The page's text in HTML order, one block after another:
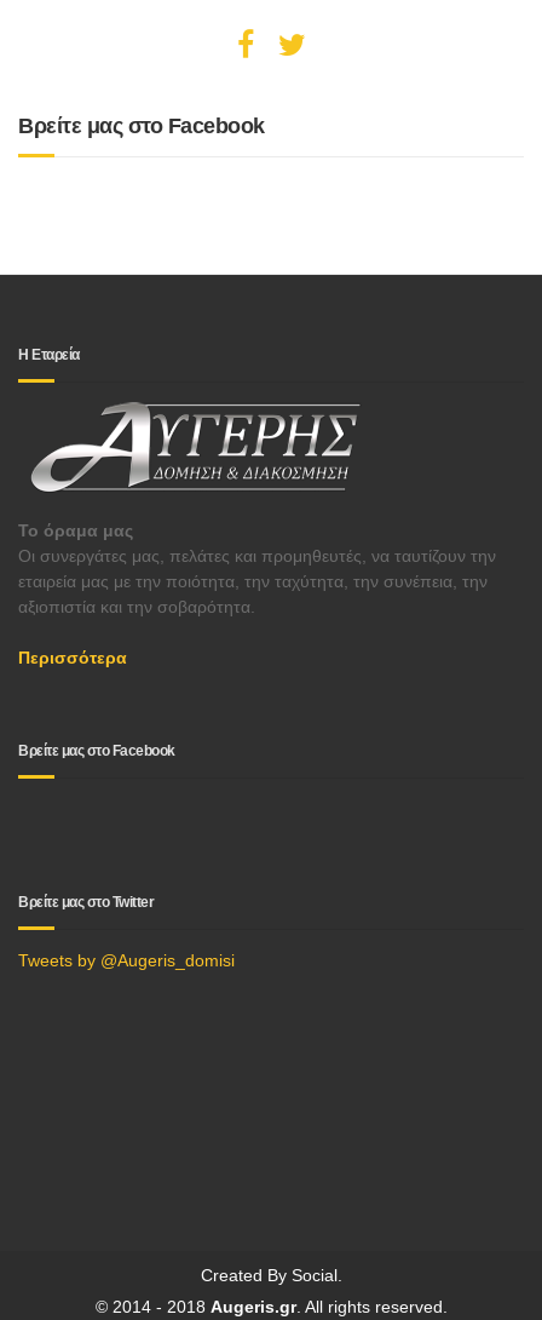
Βρείτε μας στο Facebook
Η Εταρεία
Το όραμα μας
Οι συνεργάτες μας, πελάτες και προμηθευτές, να ταυτίζουν την
εταιρεία μας με την ποιότητα, την ταχύτητα, την συνέπεια, την
αξιοπιστία και την σοβαρότητα.
Περισσότερα
Βρείτε μας στο Facebook
Βρείτε μας στο Twitter
Tweets by @Augeris_domisi
Created By Social.
© 2014 - 2018 Augeris.gr. All rights reserved.